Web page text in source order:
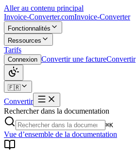
Aller au contenu principal
Invoice-Converter.comInvoice-Converter
Fonctionnalités
Ressources
Tarifs
Connexion Convertir une factureConvertir
🇫🇷
Convertir
Rechercher dans la documentation
⌘K
Vue d’ensemble de la documentation